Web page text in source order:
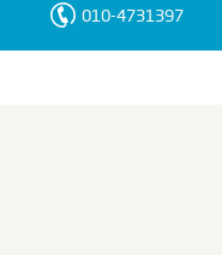
010-4731397